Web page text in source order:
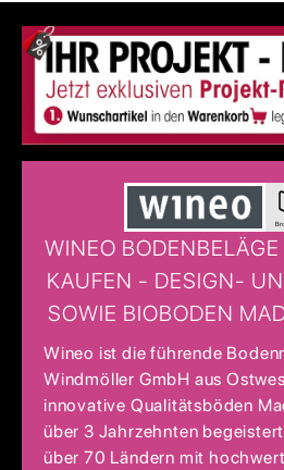
WINEO
KAUFEN - DESIGN-
SOWIE BIOBODEN
Wineo ist die führende
Windmöller GmbH aus
innovative Qualitätsböden
über 3 Jahrzehnten
über 70 Ländern mit